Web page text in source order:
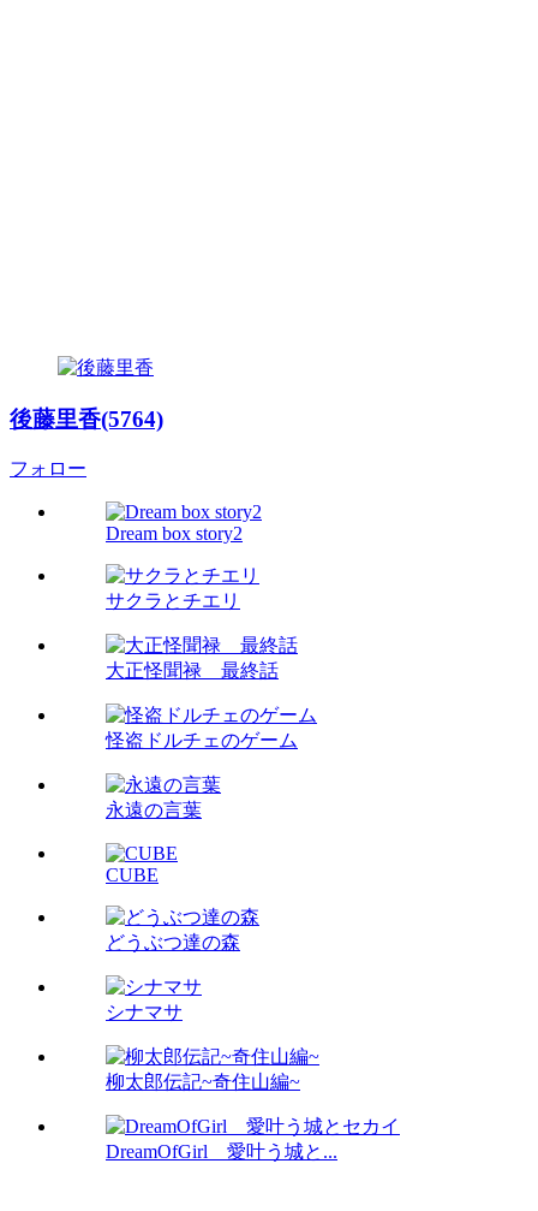
後藤里香(5764)
フォロー
Dream box story2
サクラとチエリ
大正怪聞禄 最終話
怪盗ドルチェのゲーム
永遠の言葉
CUBE
どうぶつ達の森
シナマサ
柳太郎伝記~奇住山編~
DreamOfGirl 愛叶う城と...